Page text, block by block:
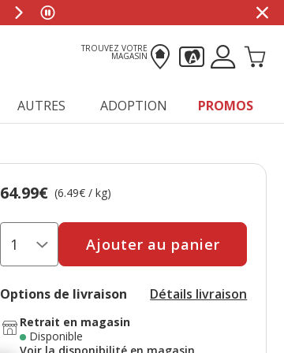
TROUVEZ VOTRE
MAGASIN
AUTRES ADOPTION PROMOS
Prix 64.99€, 6.49 EUR par kg
64.99€ (6.49€ / kg)
Ajouter au panier
Options de livraison Détails livraison
Retrait en magasin
Disponible